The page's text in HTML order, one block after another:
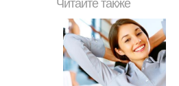
Читайте также